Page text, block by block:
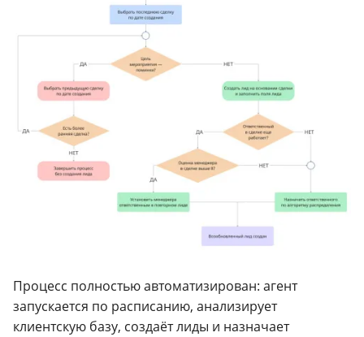
Процесс полностью автоматизирован: агент
запускается по расписанию, анализирует
клиентскую базу, создаёт лиды и назначает